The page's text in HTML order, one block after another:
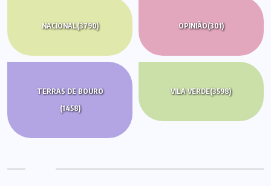
NACIONAL(3790) OPINIÃO(301)
TERRAS DE BOURO
(1458)
VILA VERDE(3598)